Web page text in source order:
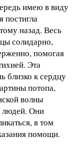
имею в виду
постигла
назад. Весь
солидарно,
помогая
Эта
близко к сердцу
потопа,
волны
людей. Они
в том
помощи.